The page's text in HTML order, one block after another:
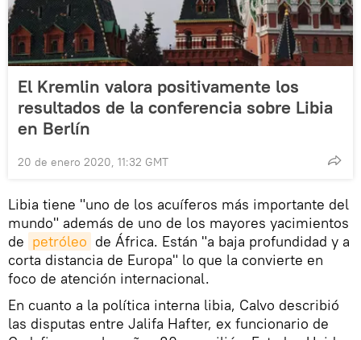
El Kremlin valora positivamente los
resultados de la conferencia sobre Libia
en Berlín
20 de enero 2020, 11:32 GMT
Libia tiene "uno de los acuíferos más importante del
mundo" además de uno de los mayores yacimientos
de petróleo de África. Están "a baja profundidad y a
corta distancia de Europa" lo que la convierte en
foco de atención internacional.
En cuanto a la política interna libia, Calvo describió
las disputas entre Jalifa Hafter, ex funcionario de